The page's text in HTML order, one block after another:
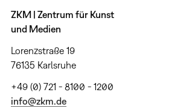
ZKM | Zentrum für Kunst
und Medien
Lorenzstraße 19
76135 Karlsruhe
+49 (0) 721 - 8100 - 1200
info@zkm.de